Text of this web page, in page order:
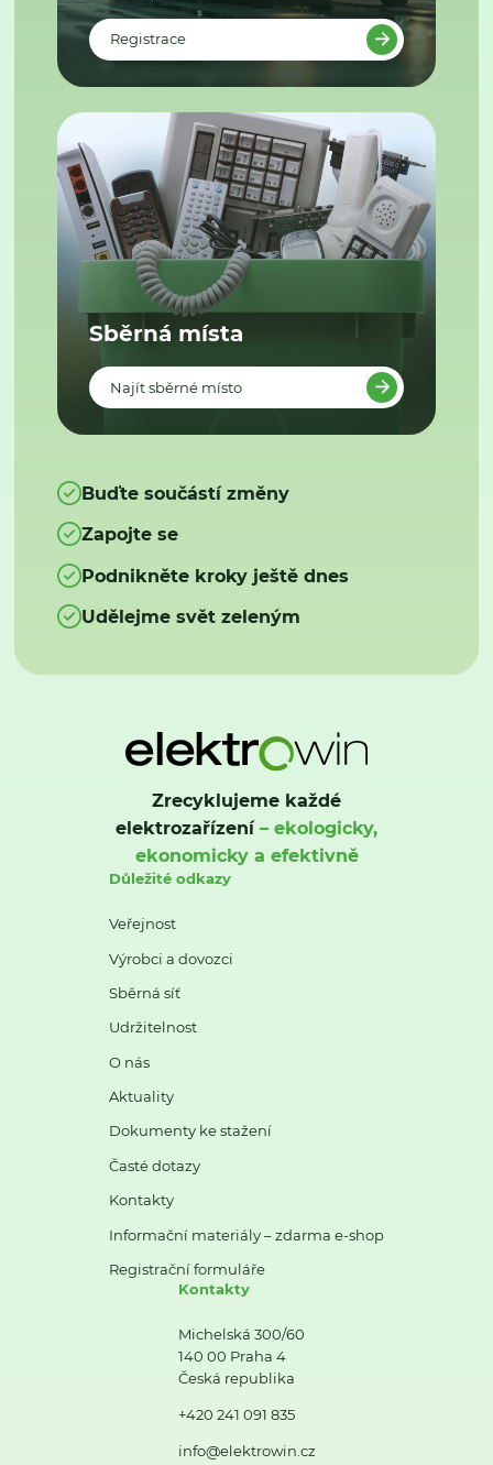
Registrace
Sběrná místa
Najít sběrné místo
Buďte součástí změny
Zapojte se
Podnikněte kroky ještě dnes
Udělejme svět zeleným
Zrecyklujeme každé
elektrozařízení– ekologicky,
ekonomicky a efektivně
Důležité odkazy
Veřejnost
Výrobci a dovozci
Sběrná síť
Udržitelnost
O nás
Aktuality
Dokumenty ke stažení
Časté dotazy
Kontakty
Informační materiály – zdarma e-shop
Registrační formuláře
Kontakty
Michelská 300/60
140 00 Praha 4
Česká republika
+420 241 091 835
info@elektrowin.cz